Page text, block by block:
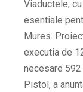
Viaductele,
esentiale
Mures.
executia de
necesare 592
Pistol, a